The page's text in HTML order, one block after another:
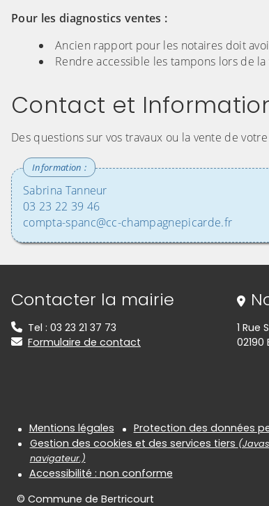
Pour les diagnostics ventes :
Ancien rapport pour les notaires doit
Rendre accessible les tampons lors de
Contact et
Des questions sur vos travaux ou la vente de
Sabrina Tanneur
03 23 22 39 46
compta-spanc@cc-champagnepicarde.fr
Informations de
Contacter la mairie
Tel : 03 23 21 37 73
Formulaire de contact
1 Rue
Informations
Mentions légales
Protection des données
Gestion des cookies et des services tiers
navigateur.)
Accessibilité : non conforme
© Commune de Bertricourt